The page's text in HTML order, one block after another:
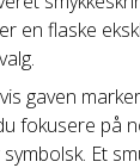
en flaske
gaven
fokusere på
Et